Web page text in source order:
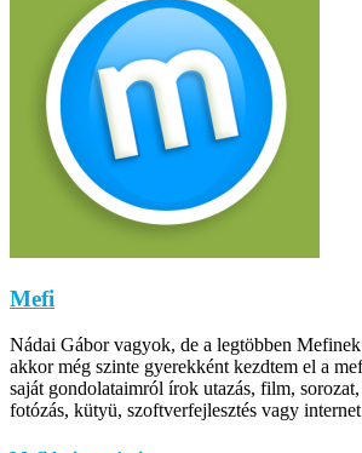
Mefi
Nádai Gábor vagyok, de a legtöbben
akkor még szinte gyerekként kezdtem el a
saját gondolataimról írok utazás, film,
fotózás, kütyü, szoftverfejlesztés vagy